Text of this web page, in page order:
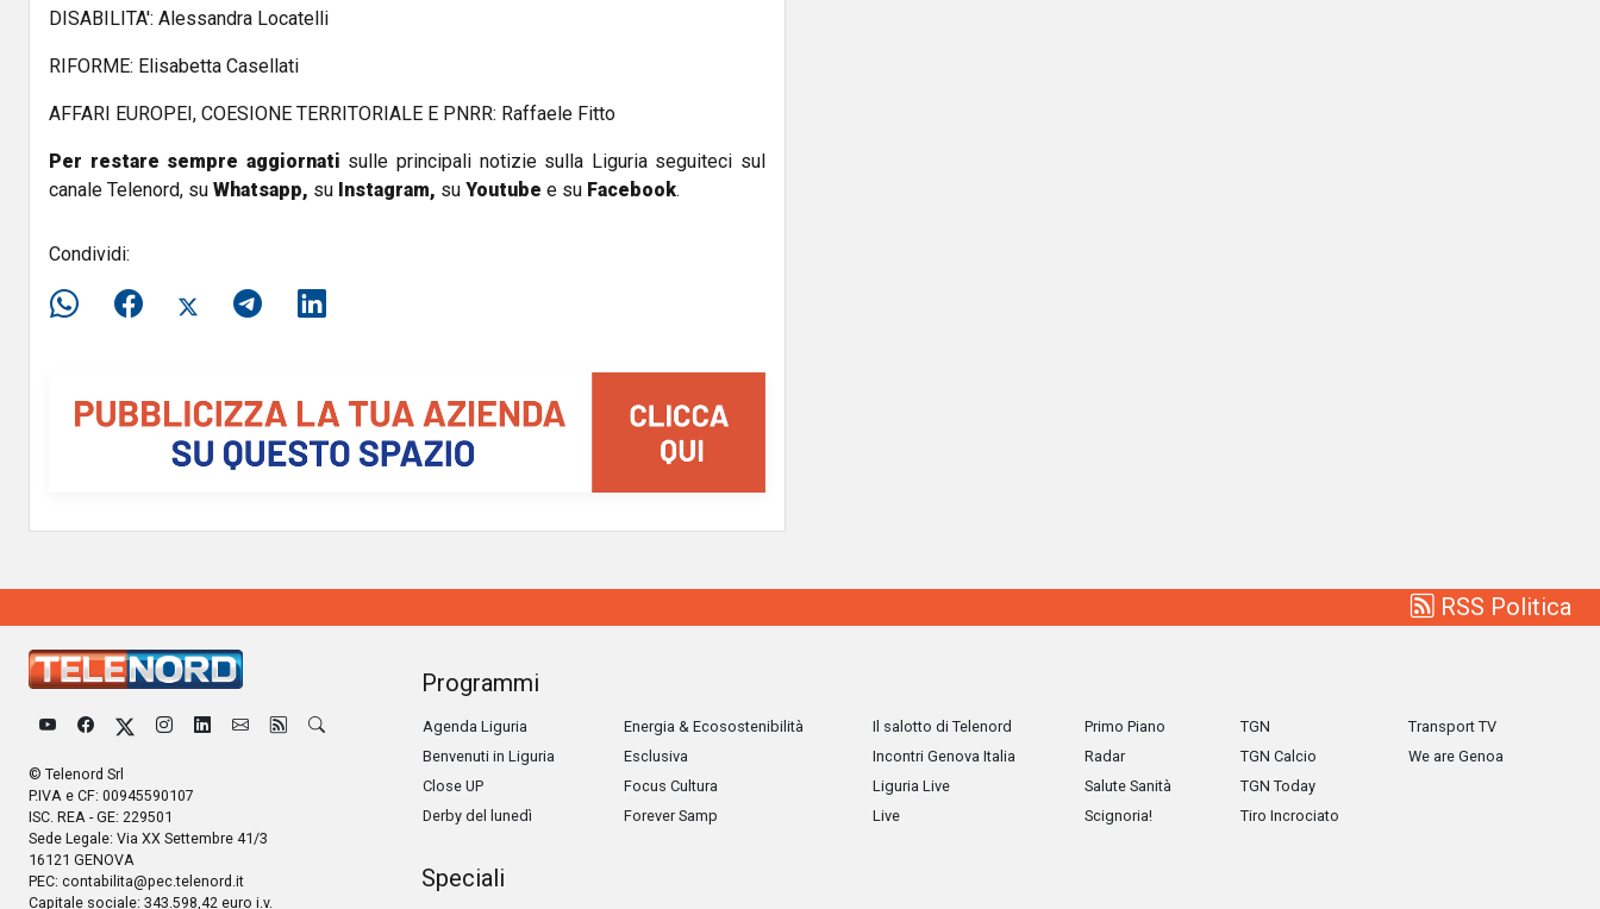
DISABILITA': Alessandra Locatelli
RIFORME: Elisabetta Casellati
AFFARI EUROPEI, COESIONE TERRITORIALE E PNRR: Raffaele Fitto
Per restare sempre aggiornati sulle principali notizie sulla Liguria seguiteci sul
canale Telenord, su Whatsapp, su Instagram, su Youtube e su Facebook.
Condividi:
RSS Politica
© Telenord Srl
P.IVA e CF: 00945590107
ISC. REA - GE: 229501
Sede Legale: Via XX Settembre 41/3
16121 GENOVA
PEC: contabilita@pec.telenord.it
Capitale sociale: 343.598,42 euro i.v.
Programmi
Agenda Liguria
Benvenuti in Liguria
Close UP
Derby del lunedì
Energia & Ecosostenibilità
Esclusiva
Focus Cultura
Forever Samp
Il salotto di Telenord
Incontri Genova Italia
Liguria Live
Live
Primo Piano
Radar
Salute Sanità
Scignoria!
TGN
TGN Calcio
TGN Today
Tiro Incrociato
Transport TV
We are Genoa
Speciali